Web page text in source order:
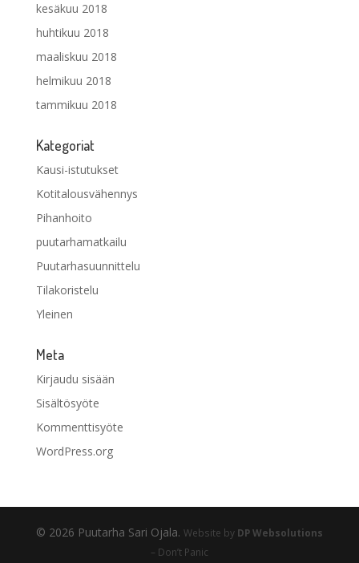
kesäkuu 2018
huhtikuu 2018
maaliskuu 2018
helmikuu 2018
tammikuu 2018
Kategoriat
Kausi-istutukset
Kotitalousvähennys
Pihanhoito
puutarhamatkailu
Puutarhasuunnittelu
Tilakoristelu
Yleinen
Meta
Kirjaudu sisään
Sisältösyöte
Kommenttisyöte
WordPress.org
© 2026 Puutarha Sari Ojala. Website by DP Websolutions
– Don’t Panic